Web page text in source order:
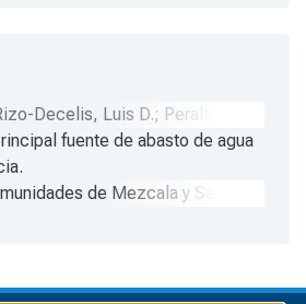
Decelis, Luis D.; Peralta-
Alma G.;Bernal-Loaiza,
fuente de abasto de agua
de Mezcala y San
de los múltiples factores que
proporcionaron el